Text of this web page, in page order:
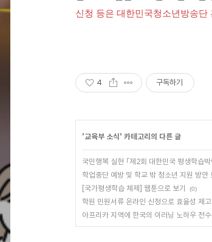
신청 등은 대한민국청소년방송단
4 구독하기
'교육부 소식' 카테고리의 다른 글
국민행복 실현 「제2회 대한민국 평생학습박
학업중단 예방 및 학교 밖 청소년 지원 방안
[국가평생학습 체제] 웹툰으로 보기 (0)
학원 민원서류 온라인 신청으로 효율성 제고
아프리카 지역에 한국의 이러닝 노하우 전수